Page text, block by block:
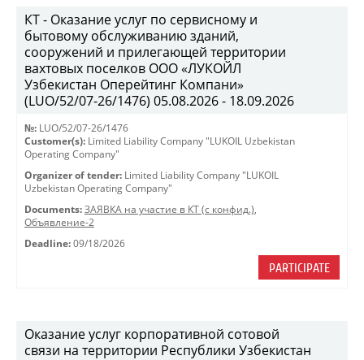
КТ - Оказание услуг по сервисному и
бытовому обслуживанию зданий,
сооружений и прилегающей территории
вахтовых поселков ООО «ЛУКОЙЛ
Узбекистан Оперейтинг Компани»
(LUO/52/07-26/1476) 05.08.2026 - 18.09.2026
№: LUO/52/07-26/1476
Customer(s): Limited Liability Company "LUKOIL Uzbekistan
Operating Company"
Organizer of tender: Limited Liability Company "LUKOIL
Uzbekistan Operating Company"
Documents: ЗАЯВКА на участие в КТ (с конфид.),
Объявление-2
Deadline: 09/18/2026
PARTICIPATE
Оказание услуг корпоративной сотовой
связи на территории Республики Узбекистан